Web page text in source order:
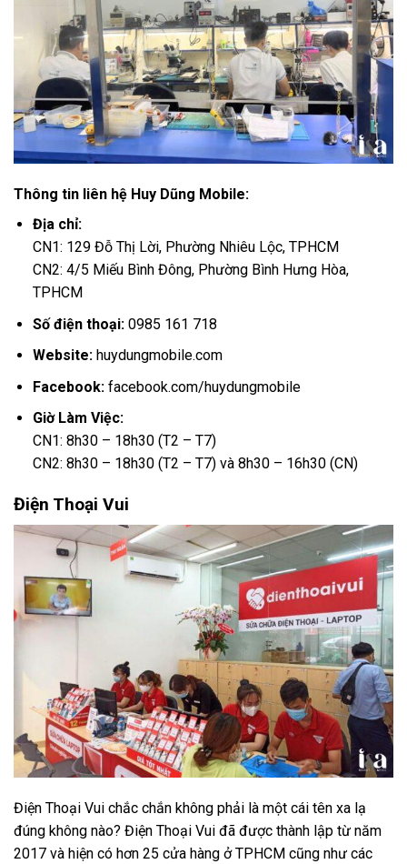
Thông tin liên hệ Huy Dũng Mobile:
Địa chỉ:
CN1: 129 Đỗ Thị Lời, Phường Nhiêu Lộc, TPHCM
CN2: 4/5 Miếu Bình Đông, Phường Bình Hưng Hòa,
TPHCM
Số điện thoại:0985 161 718
Website:huydungmobile.com
Facebook: facebook.com/huydungmobile
Giờ Làm Việc:
CN1: 8h30 – 18h30 (T2 – T7)
CN2: 8h30 – 18h30 (T2 – T7) và 8h30 – 16h30 (CN)
Điện Thoại Vui
Điện Thoại Vui chắc chắn không phải là một cái tên xa lạ
đúng không nào? Điện Thoại Vui đã được thành lập từ năm
2017 và hiện có hơn 25 cửa hàng ở TPHCM cũng như các